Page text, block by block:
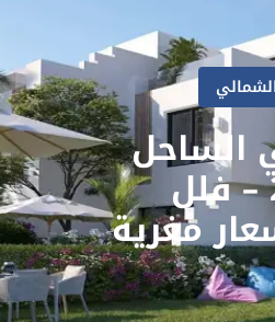
الساحل
الشمالي 2026 – فلل
مغرية